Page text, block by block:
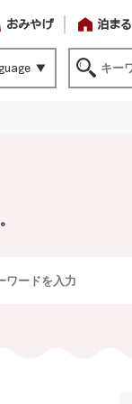
おみやげ 泊まる